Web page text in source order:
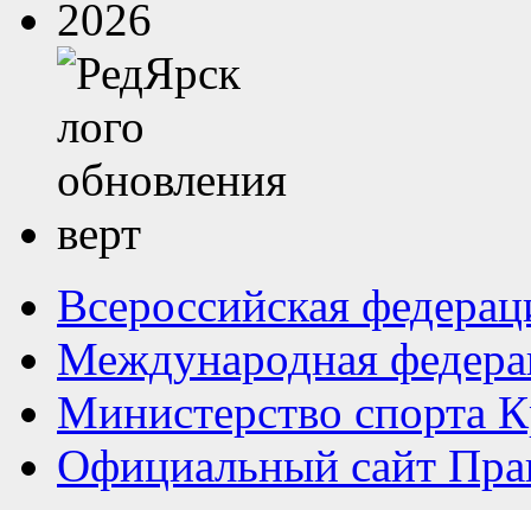
Всероссийская
Международная
Министерство спорта
Официальный сайт